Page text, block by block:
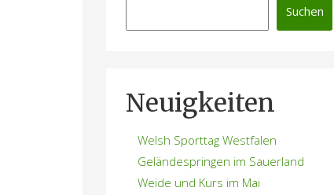
Suchen
Neuigkeiten
Welsh Sporttag Westfalen
Geländespringen im Sauerland
Weide und Kurs im Mai